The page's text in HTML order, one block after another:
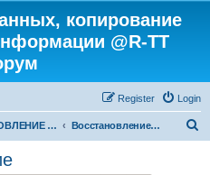
копирование
@R-TT
Login
Register
ВОССТАНОВЛЕНИЕ ДАННЫХ И УДАЛЕННЫХ ФАЙЛОВ Восстановление RAID